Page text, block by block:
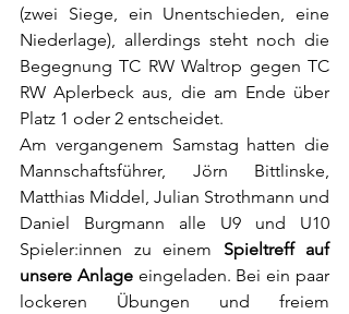
(zwei Siege, ein Unentschieden, eine
Niederlage), allerdings steht noch die
Begegnung TC RW Waltrop gegen TC
RW Aplerbeck aus, die am Ende über
Platz 1 oder 2 entscheidet.
Am vergangenem Samstag hatten die
Mannschaftsführer, Jörn Bittlinske,
Matthias Middel, Julian Strothmann und
Daniel Burgmann alle U9 und U10
Spieler:innen zu einem Spieltreff auf
unsere Anlage eingeladen. Bei ein paar
lockeren Übungen und freiem